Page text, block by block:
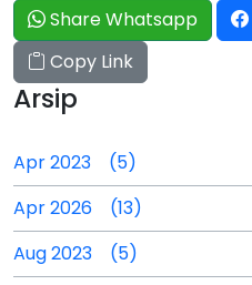
Share Whatsapp
Copy Link
Arsip
Apr 2023 (5)
Apr 2026 (13)
Aug 2023 (5)